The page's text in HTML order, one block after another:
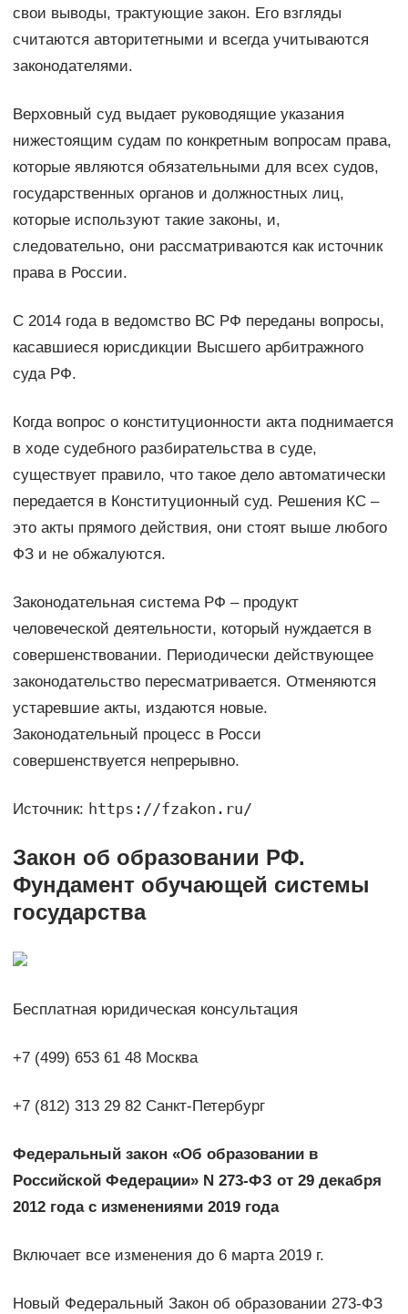
свои выводы, трактующие закон. Его взгляды
считаются авторитетными и всегда учитываются
законодателями.
Верховный суд выдает руководящие указания
нижестоящим судам по конкретным вопросам права,
которые являются обязательными для всех судов,
государственных органов и должностных лиц,
которые используют такие законы, и,
следовательно, они рассматриваются как источник
права в России.
С 2014 года в ведомство ВС РФ переданы вопросы,
касавшиеся юрисдикции Высшего арбитражного
суда РФ.
Когда вопрос о конституционности акта поднимается
в ходе судебного разбирательства в суде,
существует правило, что такое дело автоматически
передается в Конституционный суд. Решения КС –
это акты прямого действия, они стоят выше любого
ФЗ и не обжалуются.
Законодательная система РФ – продукт
человеческой деятельности, который нуждается в
совершенствовании. Периодически действующее
законодательство пересматривается. Отменяются
устаревшие акты, издаются новые.
Законодательный процесс в Росси
совершенствуется непрерывно.
Источник: https://fzakon.ru/
Закон об образовании РФ.
Фундамент обучающей системы
государства
Бесплатная юридическая консультация
+7 (499) 653 61 48 Москва
+7 (812) 313 29 82 Санкт-Петербург
Федеральный закон «Об образовании в
Российской Федерации» N 273-ФЗ от 29 декабря
2012 года с изменениями 2019 года
Включает все изменения до 6 марта 2019 г.
Новый Федеральный Закон об образовании 273-ФЗ